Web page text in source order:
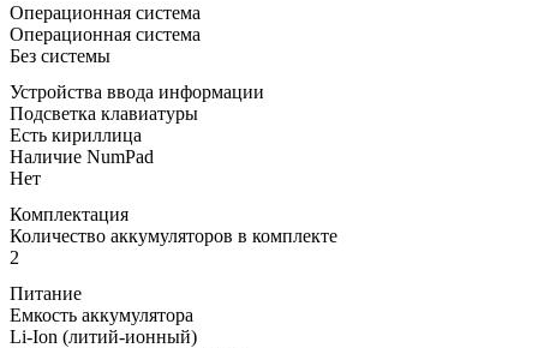
Операционная система
Операционная система
Без системы
Устройства ввода информации
Подсветка клавиатуры
Есть кириллица
Наличие NumPad
Нет
Комплектация
Количество аккумуляторов в комплекте
2
Питание
Емкость аккумулятора
Li-Ion (литий-ионный)